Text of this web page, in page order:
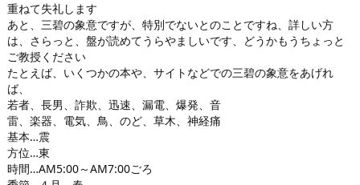
重ねて失礼します
あと、三碧の象意ですが、特別でないとのことですね、詳しい方
は、さらっと、盤が読めてうらやましいです、どうかもうちょっと
ご教授ください
たとえば、いくつかの本や、サイトなどでの三碧の象意をあげれ
ば、
若者、長男、詐欺、迅速、漏電、爆発、音
雷、楽器、電気、鳥、のど、草木、神経痛
基本…震
方位…東
時間…AM5:00～AM7:00ごろ